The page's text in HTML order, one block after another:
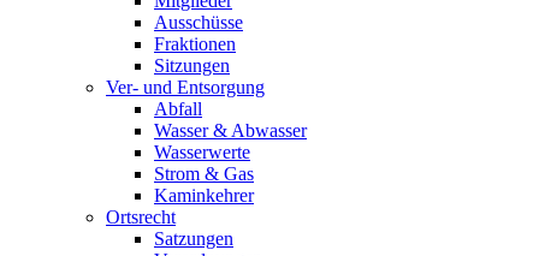
Ausschüsse
Fraktionen
Sitzungen
Ver- und Entsorgung
Abfall
Wasser & Abwasser
Wasserwerte
Strom & Gas
Kaminkehrer
Ortsrecht
Satzungen